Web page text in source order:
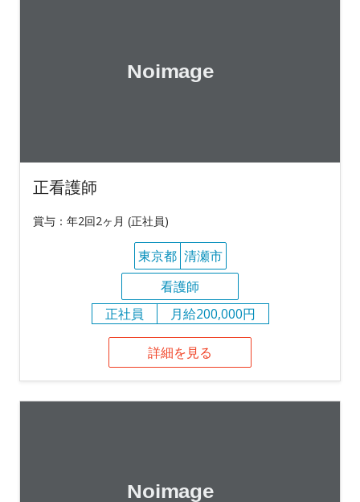
正看護師
賞与：年2回2ヶ月 (正社員)
東京都 清瀬市
看護師
正社員
月給200,000円
詳細を見る